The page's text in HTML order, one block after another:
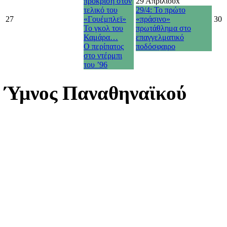
27
τελικό του
«Γουέμπλεϊ»
Το γκολ του
Καμάρα…
O περίπατος
στο ντέρμπι
του ’96
29/4: Το πρώτο
«πράσινο»
πρωτάθλημα στο
επαγγελματικό
ποδόσφαιρο
30
Ύμνος Παναθηναϊκού